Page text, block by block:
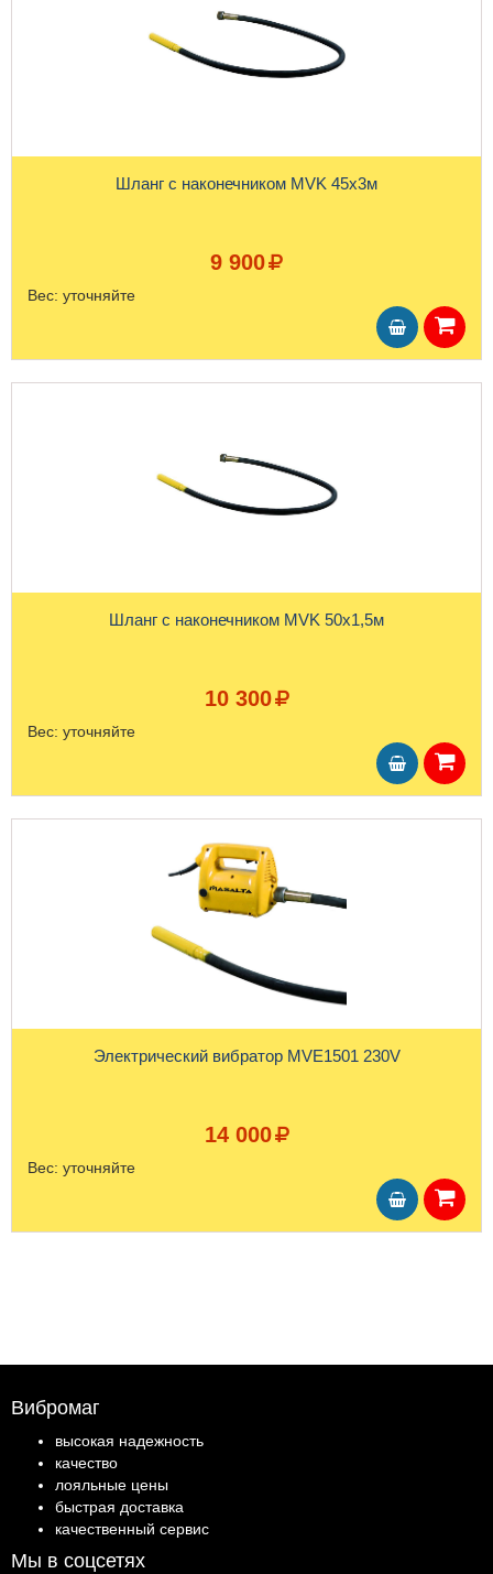
Шланг с наконечником MVK 45x3м
9 900
Вес: уточняйте
Шланг с наконечником MVK 50х1,5м
10 300
Вес: уточняйте
Электрический вибратор MVE1501 230V
14 000
Вес: уточняйте
Вибромаг
высокая надежность
качество
лояльные цены
быстрая доставка
качественный сервис
Мы в соцсетях